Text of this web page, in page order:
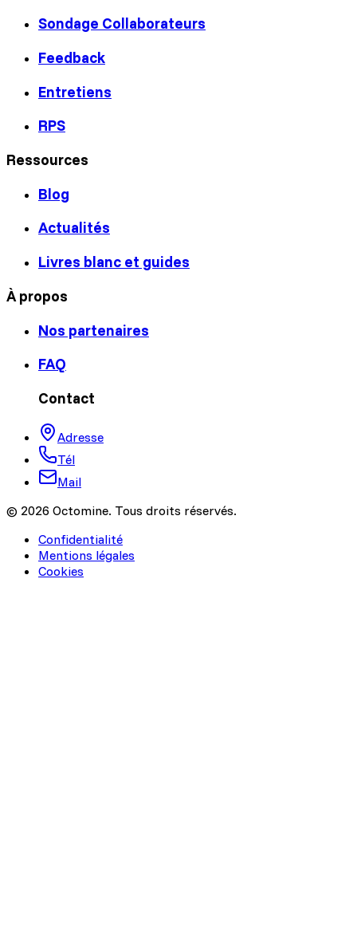
Sondage Collaborateurs
Feedback
Entretiens
RPS
Ressources
Blog
Actualités
Livres blanc et guides
À propos
Nos partenaires
FAQ
Contact
Adresse
Tél
Mail
© 2026 Octomine. Tous droits réservés.
Confidentialité
Mentions légales
Cookies